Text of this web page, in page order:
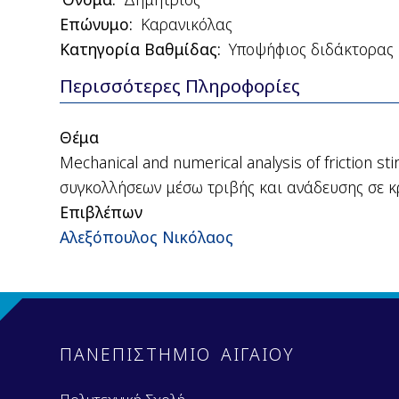
Επώνυμο
Καρανικόλας
Κατηγορία Βαθμίδας Υποψήφιος διδάκτορας
Περισσότερες Πληροφορίες
Θέμα
Mechanical and numerical analysis of friction
συγκολλήσεων μέσω τριβής και ανάδευσης σε
Επιβλέπων
Αλεξόπουλος Νικόλαος
ΠΑΝΕΠΙΣΤΗΜΙΟ ΑΙΓΑΙΟΥ